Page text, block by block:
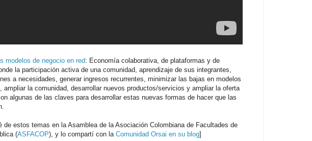
modelos de negocio en red: Economía colaborativa, de plataformas y de
la participación activa de una comunidad, aprendizaje de sus integrantes,
a necesidades, generar ingresos recurrentes, minimizar las bajas en modelos
ampliar la comunidad, desarrollar nuevos productos/servicios y ampliar la oferta
algunas de las claves para desarrollar estas nuevas formas de hacer que las
de estos temas en la Asamblea de la Asociación Colombiana de Facultades de
(ASFACOP), y lo compartí con la Comunidad Orsai en su blog]